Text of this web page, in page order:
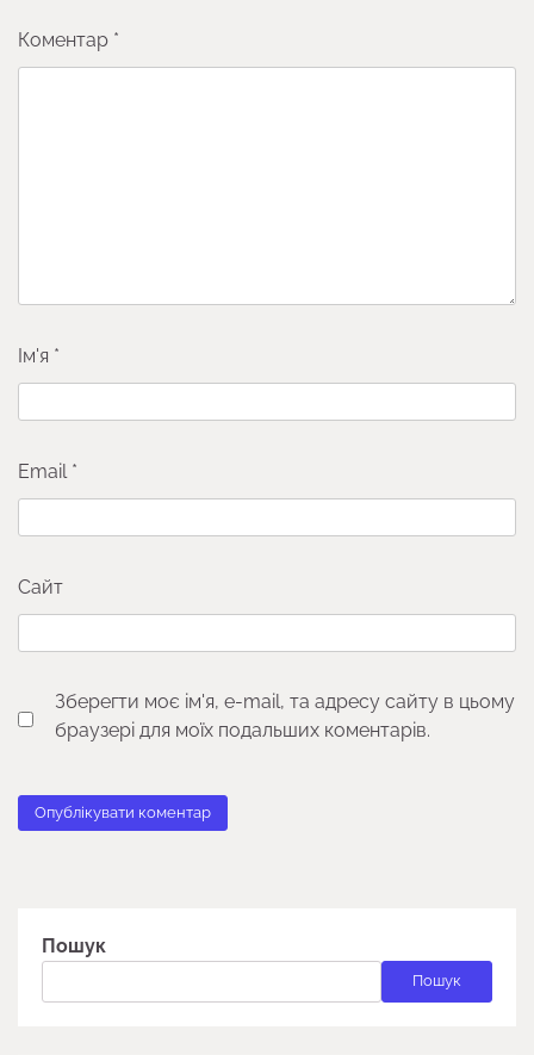
Коментар *
Ім'я *
Email *
Сайт
Зберегти моє ім'я, e-mail, та адресу сайту в цьому
браузері для моїх подальших коментарів.
Пошук
Пошук